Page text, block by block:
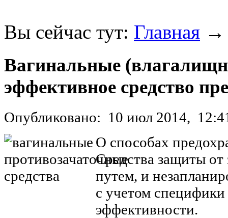
Вы сейчас тут: Главная
Вагинальные
эффективное средство
Опубликовано: 10 июл 2014,
О способах
Средства защиты
путем, и
с учетом
эффективности.